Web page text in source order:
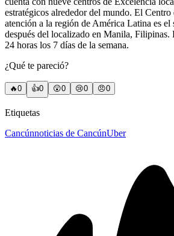
estratégicos alrededor del mundo. El Centro
atención a la región de América Latina es el
después del localizado en Manila, Filipinas.
24 horas los 7 días de la semana.
¿Qué te pareció?
🔥0 👍0 😲0 😢0 😠0
Etiquetas
Cancúnnoticias de CancúnUber